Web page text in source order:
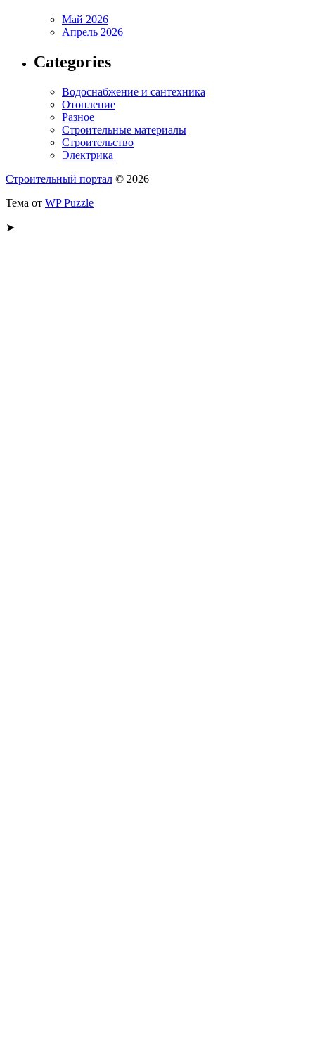
Май 2026
Апрель 2026
Categories
Водоснабжение и сантехника
Отопление
Разное
Строительные материалы
Строительство
Электрика
Строительный портал © 2026
Тема от WP Puzzle
➤